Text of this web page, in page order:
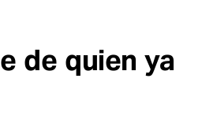
de quien ya